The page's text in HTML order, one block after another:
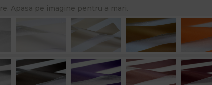
Apasa pe imagine pentru a mari.